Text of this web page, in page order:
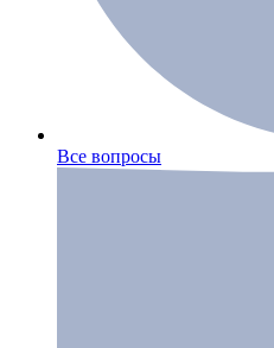
Все вопросы